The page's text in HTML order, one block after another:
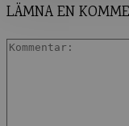
LÄMNA EN